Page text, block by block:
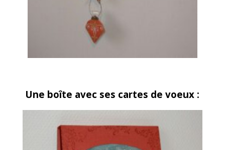
Une boîte avec ses cartes de voeux :